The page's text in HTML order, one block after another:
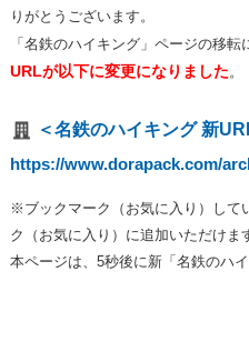
りがとうございます。
「名鉄のハイキング」ページの移転
URLが以下に変更になりました 。
＜名鉄のハイキング 新
https://www.dorapack.com/
※ブックマーク（お気に入り）して
ク（お気に入り）に追加いただけま
本ページは、5秒後に新「名鉄のハ